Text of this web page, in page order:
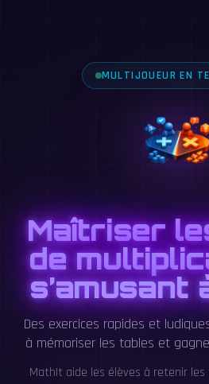
MULTIJOUEUR EN
Maîtriser
de
s’amusant
Des exercices rapides et
à mémoriser les tables et
MathIt aide les élèves à retenir